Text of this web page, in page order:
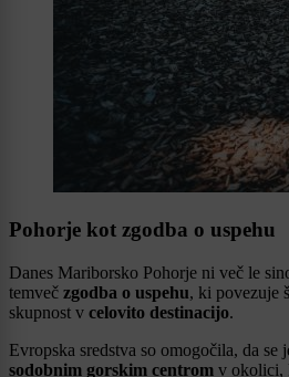
Pohorje kot zgodba o uspehu
Danes Mariborsko Pohorje ni več le
temveč zgodba o uspehu, ki povezuje
skupnost v celovito destinacijo.
Evropska sredstva so omogočila, da se
sodobnim gorskim centrom v okolici,